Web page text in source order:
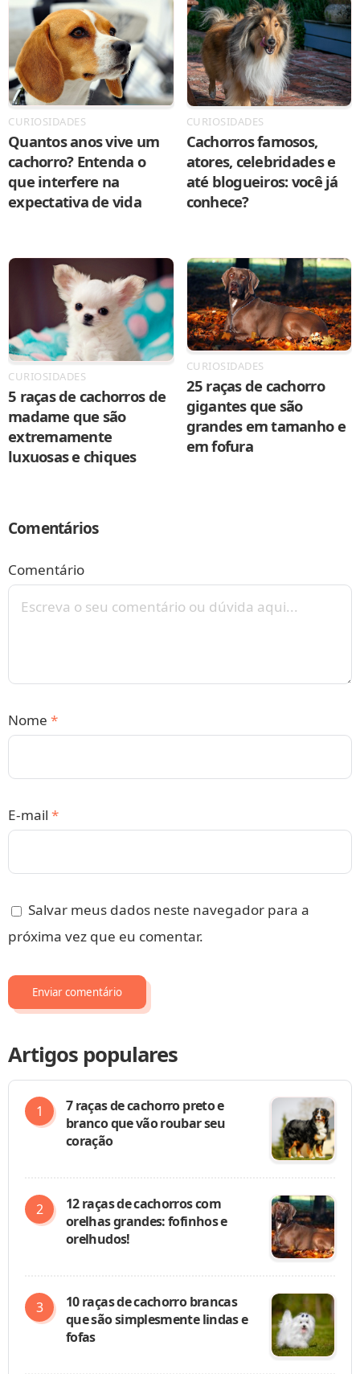
CURIOSIDADES
Quantos anos vive um
cachorro? Entenda o
que interfere na
expectativa de vida
CURIOSIDADES
Cachorros famosos,
atores, celebridades e
até blogueiros: você já
conhece?
CURIOSIDADES
5 raças de cachorros de
madame que são
extremamente
luxuosas e chiques
CURIOSIDADES
25 raças de cachorro
gigantes que são
grandes em tamanho e
em fofura
Comentários
Comentário
Nome *
E-mail *
Salvar meus dados neste navegador para a
próxima vez que eu comentar.
Artigos populares
7 raças de cachorro preto e
branco que vão roubar seu
coração
12 raças de cachorros com
orelhas grandes: fofinhos e
orelhudos!
10 raças de cachorro brancas
que são simplesmente lindas e
fofas